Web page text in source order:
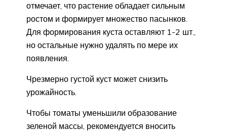
отмечает, что растение обладает сильным
ростом и формирует множество пасынков.
Для формирования куста оставляют 1-2 шт.,
но остальные нужно удалять по мере их
появления.
Чрезмерно густой куст может снизить
урожайность.
Чтобы томаты уменьшили образование
зеленой массы, рекомендуется вносить